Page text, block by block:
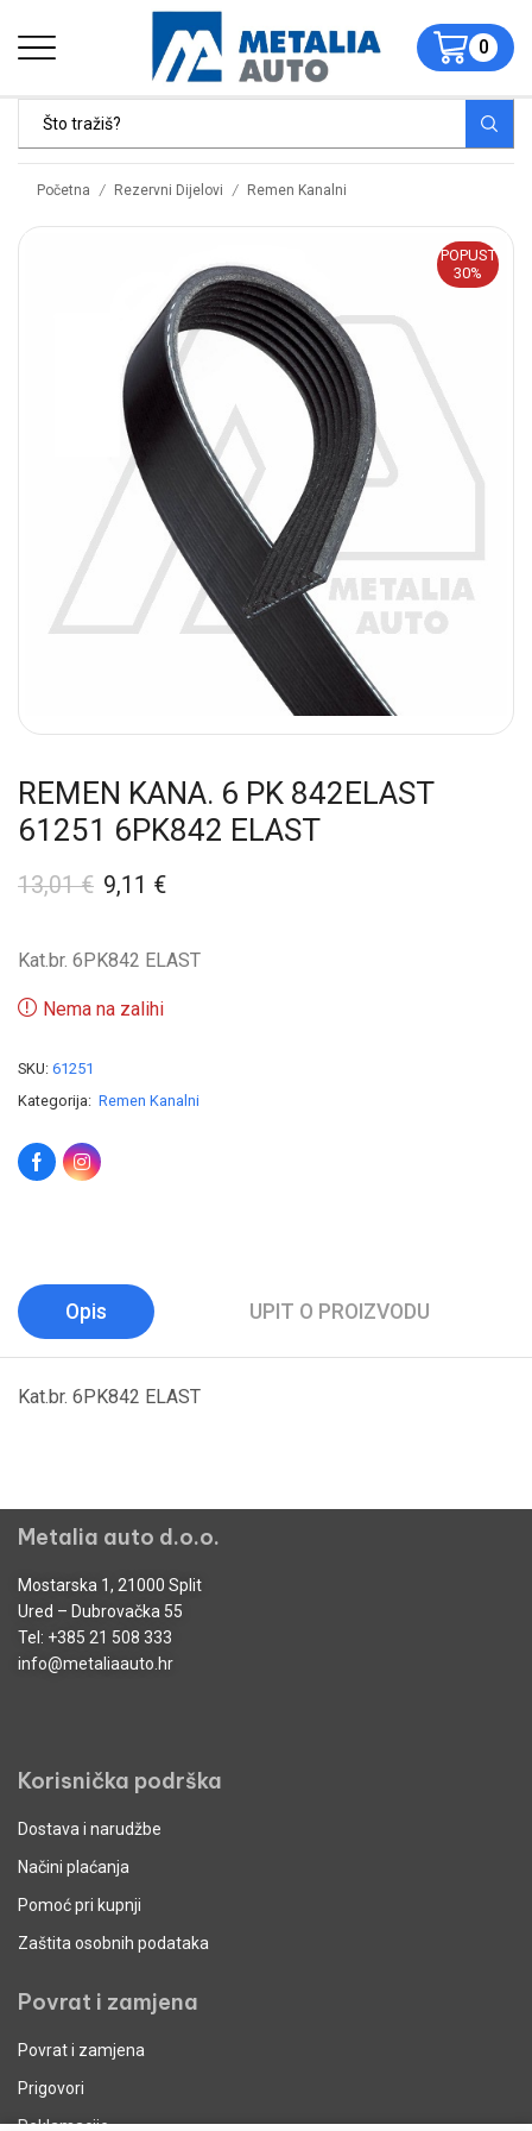
0
Početna / Rezervni Dijelovi / Remen Kanalni
POPUST
30%
REMEN KANA. 6 PK 842ELAST
61251 6PK842 ELAST
13,01€ 9,11 €
Kat.br. 6PK842 ELAST
Nema na zalihi
SKU: 61251
Kategorija: Remen Kanalni
Opis UPIT O PROIZVODU
Kat.br. 6PK842 ELAST
Metalia auto d.o.o.
Mostarska 1, 21000 Split
Ured – Dubrovačka 55
Tel: +385 21 508 333
info@metaliaauto.hr
Korisnička podrška
Dostava i narudžbe
Načini plaćanja
Pomoć pri kupnji
Zaštita osobnih podataka
Povrat i zamjena
Povrat i zamjena
Prigovori
Reklamacije